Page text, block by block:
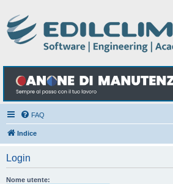
FAQ
Indice
Login
Nome utente: